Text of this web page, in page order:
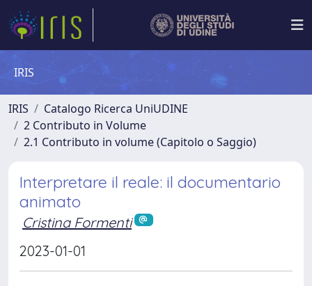
IRIS
IRIS
Catalogo Ricerca UniUDINE
2 Contributo in Volume
2.1 Contributo in volume (Capitolo o Saggio)
Interpretare il reale: il documentario
animato
Cristina Formenti
2023-01-01